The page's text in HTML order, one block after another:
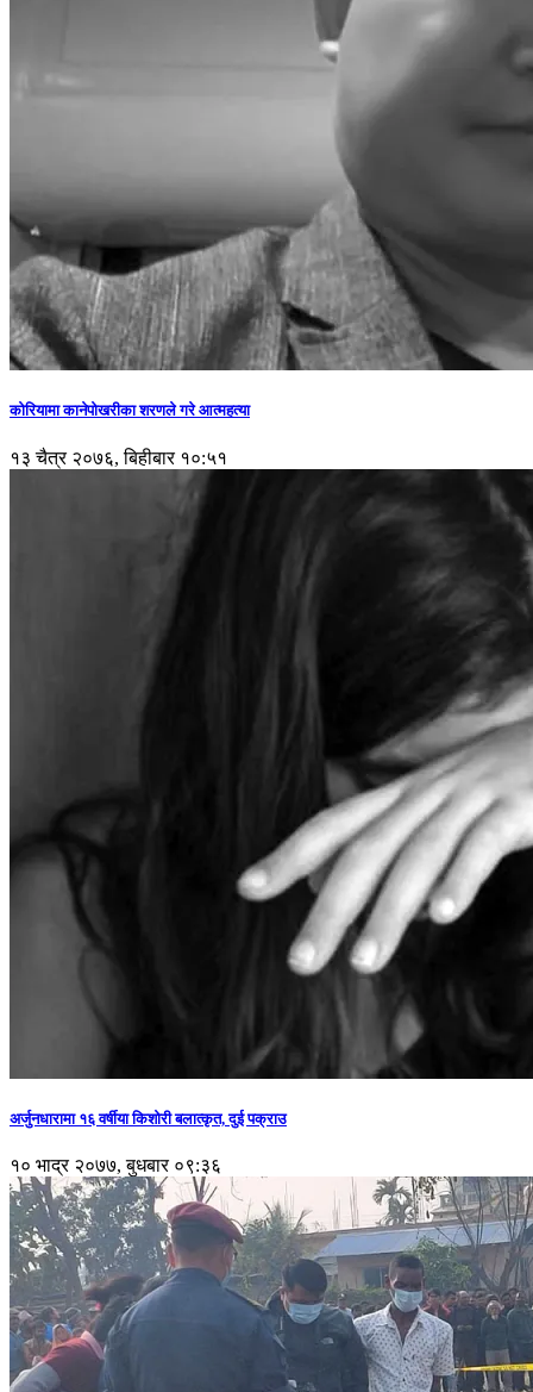
कोरियामा कानेपोखरीका शरणले गरे आत्महत्या
१३ चैत्र २०७६, बिहीबार १०:५१
अर्जुनधारामा १६ वर्षीया किशोरी बलात्कृत, दुई पक्राउ
१० भाद्र २०७७, बुधबार ०९:३६